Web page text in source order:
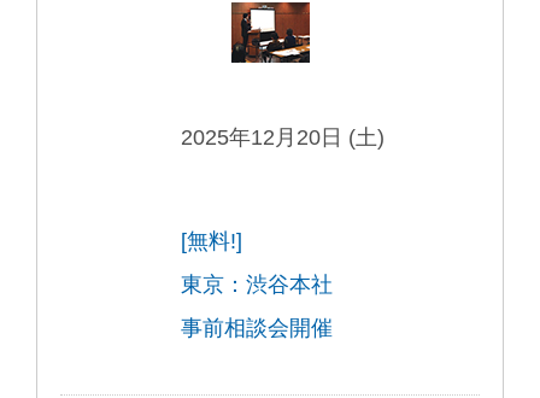
2025年12月20日 (土)
[無料!]
東京：渋谷本社
事前相談会開催